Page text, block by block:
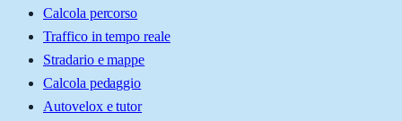
Calcola percorso
Traffico in tempo reale
Stradario e mappe
Calcola pedaggio
Autovelox e tutor